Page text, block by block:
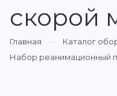
скорой
Главная Каталог
Набор реанимационный